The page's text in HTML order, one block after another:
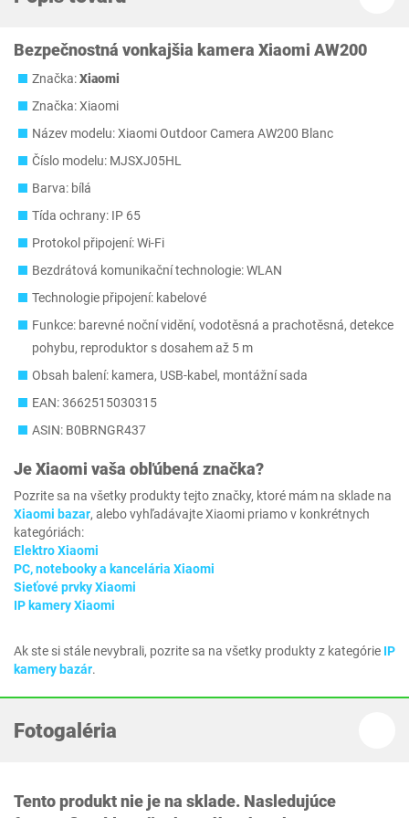
Bezpečnostná vonkajšia kamera Xiaomi AW200
Značka:Xiaomi
Značka: Xiaomi
Název modelu: Xiaomi Outdoor Camera AW200 Blanc
Číslo modelu: MJSXJ05HL
Barva: bílá
Tída ochrany: IP 65
Protokol připojení: Wi-Fi
Bezdrátová komunikační technologie: WLAN
Technologie připojení: kabelové
Funkce: barevné noční vidění, vodotěsná a prachotěsná, detekce
pohybu, reproduktor s dosahem až 5 m
Obsah balení: kamera, USB-kabel, montážní sada
EAN: 3662515030315
ASIN: B0BRNGR437
JeXiaomi vaša obľúbená značka?
Pozrite sa na všetky produkty tejto značky, ktoré mám na sklade na
Xiaomi bazar, alebo vyhľadávajte Xiaomi priamo v konkrétnych
kategóriách:
Elektro Xiaomi
PC, notebooky a kancelária Xiaomi
Sieťové prvky Xiaomi
IP kamery Xiaomi
Ak ste si stále nevybrali, pozrite sa na všetky produkty z kategórie IP
kamery bazár.
Fotogaléria
Tento produkt nie je na sklade. Nasledujúce